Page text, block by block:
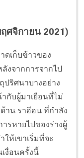
ศจิกายน 2021)
เก็บข้าวของ
งจากการจากไป
ริศนาบางอย่าง
กับผู้มาเยือนที่ไม่
าน ราอีอน ที่กำลัง
รหายไปของร่างผู้
ห้เขาเริ่มที่จะ
งื่อนครั้งนี้